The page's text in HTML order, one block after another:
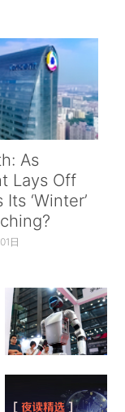
As
Lays Off
‘Winter’
日